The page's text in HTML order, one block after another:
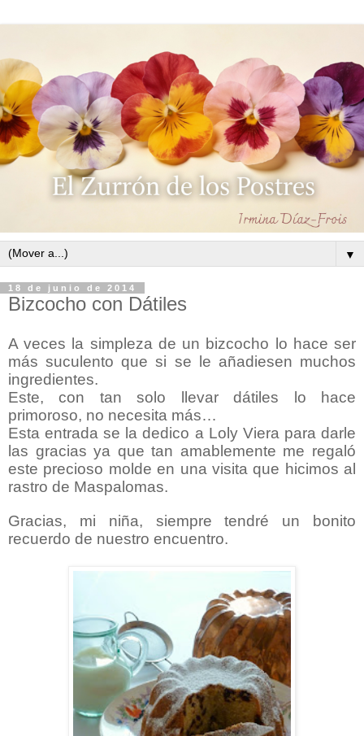
▼
18 de junio de 2014
Bizcocho con Dátiles
A veces la simpleza de un bizcocho lo hace ser
más suculento que si se le añadiesen muchos
ingredientes.
Este, con tan solo llevar dátiles lo hace
primoroso, no necesita más…
Esta entrada se la dedico a Loly Viera para darle
las gracias ya que tan amablemente me regaló
este precioso molde en una visita que hicimos al
rastro de Maspalomas.
Gracias, mi niña, siempre tendré un bonito
recuerdo de nuestro encuentro.